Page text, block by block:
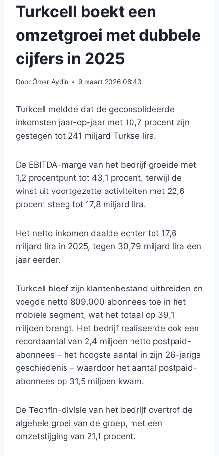
Turkcell boekt een
omzetgroei met dubbele
cijfers in 2025
DoorÖmer Aydin 9 maart 2026 08:43
Turkcell meldde dat de geconsolideerde
inkomsten jaar-op-jaar met 10,7 procent zijn
gestegen tot 241 miljard Turkse lira.
De EBITDA-marge van het bedrijf groeide met
1,2 procentpunt tot 43,1 procent, terwijl de
winst uit voortgezette activiteiten met 22,6
procent steeg tot 17,8 miljard lira.
Het netto inkomen daalde echter tot 17,6
miljard lira in 2025, tegen 30,79 miljard lira een
jaar eerder.
Turkcell bleef zijn klantenbestand uitbreiden en
voegde netto 809.000 abonnees toe in het
mobiele segment, wat het totaal op 39,1
miljoen brengt. Het bedrijf realiseerde ook een
recordaantal van 2,4 miljoen netto postpaid-
abonnees – het hoogste aantal in zijn 26-jarige
geschiedenis – waardoor het aantal postpaid-
abonnees op 31,5 miljoen kwam.
De Techfin-divisie van het bedrijf overtrof de
algehele groei van de groep, met een
omzetstijging van 21,1 procent.